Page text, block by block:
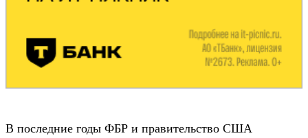
В последние годы ФБР и правительство США